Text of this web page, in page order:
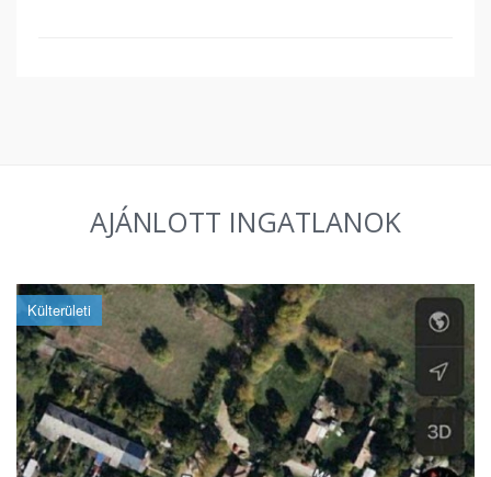
AJÁNLOTT INGATLANOK
Külterületi